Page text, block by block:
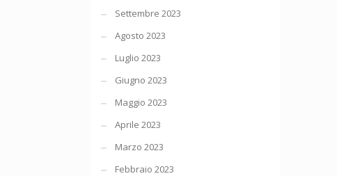
Settembre 2023
Agosto 2023
Luglio 2023
Giugno 2023
Maggio 2023
Aprile 2023
Marzo 2023
Febbraio 2023